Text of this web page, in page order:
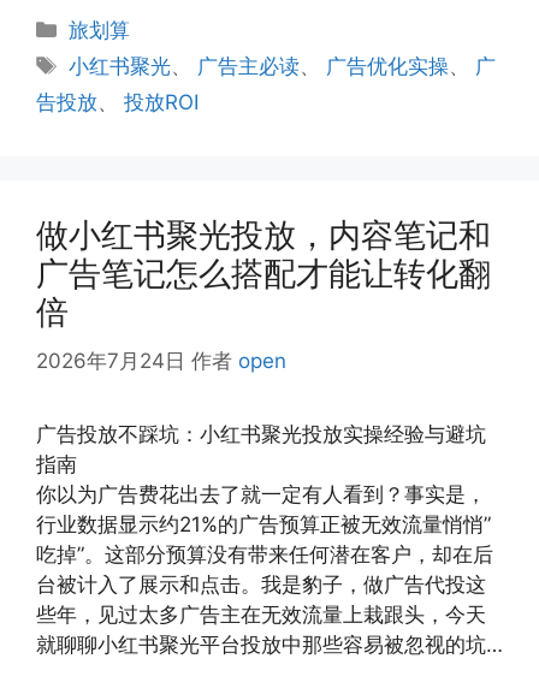
分
类
旅划算
标
签
小红书聚光、 广告主必读、 广告优化实操、 广
告投放、 投放ROI
做小红书聚光投放，内容笔记和
广告笔记怎么搭配才能让转化翻
倍
2026年7月24日 作者 open
广告投放不踩坑：小红书聚光投放实操经验与避坑
指南
你以为广告费花出去了就一定有人看到？事实是，
行业数据显示约21%的广告预算正被无效流量悄悄”
吃掉”。这部分预算没有带来任何潜在客户，却在后
台被计入了展示和点击。我是豹子，做广告代投这
些年，见过太多广告主在无效流量上栽跟头，今天
就聊聊小红书聚光平台投放中那些容易被忽视的坑…